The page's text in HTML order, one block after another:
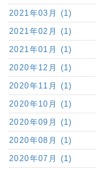
2021年03月 (1)
2021年02月 (1)
2021年01月 (1)
2020年12月 (1)
2020年11月 (1)
2020年10月 (1)
2020年09月 (1)
2020年08月 (1)
2020年07月 (1)